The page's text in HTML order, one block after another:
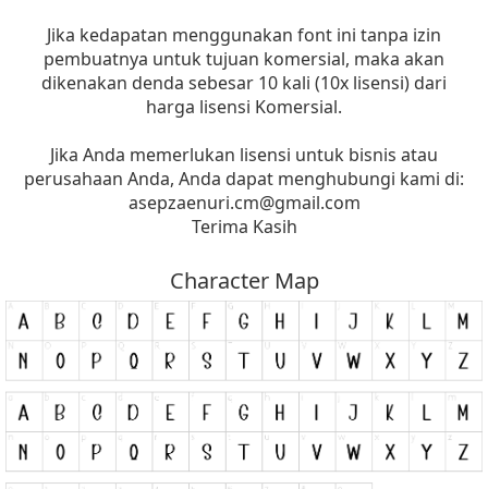
Jika kedapatan menggunakan font ini tanpa izin
pembuatnya untuk tujuan komersial, maka akan
dikenakan denda sebesar 10 kali (10x lisensi) dari
harga lisensi Komersial.
Jika Anda memerlukan lisensi untuk bisnis atau
perusahaan Anda, Anda dapat menghubungi kami di:
asepzaenuri.cm@gmail.com
Terima Kasih
Character Map